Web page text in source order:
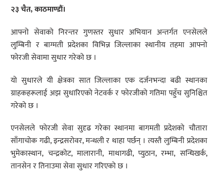
२३ चैत, काठमाण्डौं।
आफ्नो सेवाको निरन्तर गुणस्तर सुधार अभियान अन्तर्गत एनसेलले
लुम्बिनी र बाग्मती प्रदेशका विभिन्न जिल्लाका स्थानीय तहमा आफ्नो
फोरजी सेवामा सुधार गरेको छ ।
यो सुधारले यी क्षेत्रका सात जिल्लाका एक दर्जनभन्दा बढी स्थानका
ग्राहकहरूलाई अझ सुधारिएको नेटवर्क र फोरजीको गतिमा पहुँच सुनिश्चित
गरेको छ ।
एनसेलले फोरजी सेवा सुदृढ गरेका स्थानमा बागमती प्रदेशको चौतारा
साँगाचोक गढी, इन्द्रसरोवर, मन्थली र थाहा पर्छन् । त्यस्तै लुम्बिनी प्रदेशका
भुमेकास्थान, चन्द्रकोट, मालारानी, माथागढी, प्युठान, रम्भा, सन्धिखर्क,
तानसेन र तिनाउमा सेवा सुधार गरिएको छ ।